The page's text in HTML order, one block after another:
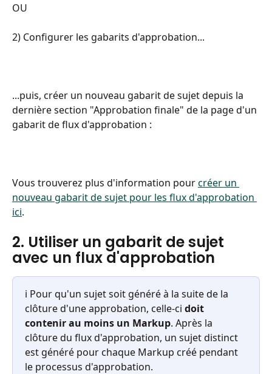
OU
2) Configurer les gabarits d'approbation...
...puis, créer un nouveau gabarit de sujet depuis la
dernière section "Approbation finale" de la page d'un
gabarit de flux d'approbation :
Vous trouverez plus d'information pour créer un
nouveau gabarit de sujet pour les flux d'approbation
ici.
2. Utiliser un gabarit de sujet
avec un flux d'approbation
ℹ️ Pour qu'un sujet soit généré à la suite de la
clôture d'une approbation, celle-ci doit
contenir au moins un Markup. Après la
clôture du flux d'approbation, un sujet distinct
est généré pour chaque Markup créé pendant
le processus d'approbation.